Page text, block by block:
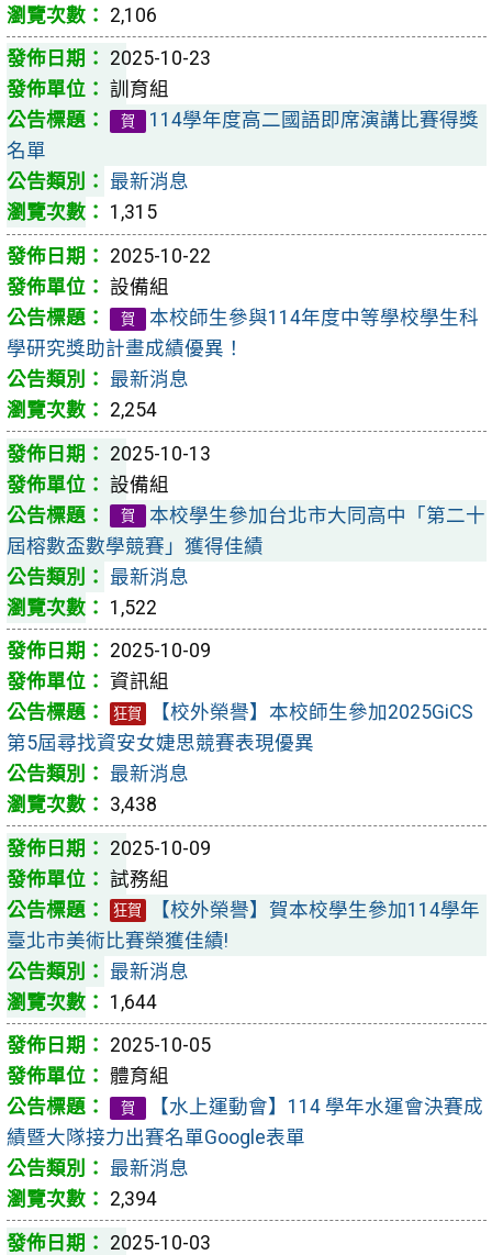
2,106
2025-10-23
訓育組
賀
114學年度高二國語即席演講比賽得獎
名單
最新消息
1,315
2025-10-22
設備組
賀
本校師生參與114年度中等學校學生科
學研究獎助計畫成績優異！
最新消息
2,254
2025-10-13
設備組
賀
本校學生參加台北市大同高中「第二十
屆榕數盃數學競賽」獲得佳績
最新消息
1,522
2025-10-09
資訊組
狂賀
【校外榮譽】本校師生參加2025GiCS
第5屆尋找資安女婕思競賽表現優異
最新消息
3,438
2025-10-09
試務組
狂賀
【校外榮譽】賀本校學生參加114學年
臺北市美術比賽榮獲佳績!
最新消息
1,644
2025-10-05
體育組
賀
【水上運動會】114 學年水運會決賽成
績暨大隊接力出賽名單Google表單
最新消息
2,394
2025-10-03